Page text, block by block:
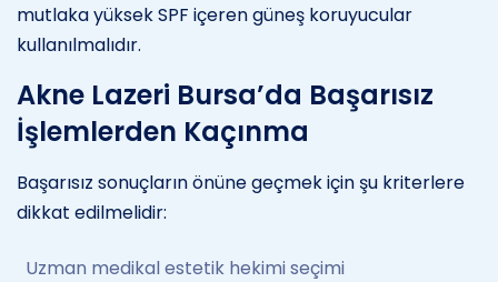
mutlaka yüksek SPF içeren güneş koruyucular
kullanılmalıdır.
Akne Lazeri Bursa’da Başarısız
İşlemlerden Kaçınma
Başarısız sonuçların önüne geçmek için şu kriterlere
dikkat edilmelidir:
Uzman medikal estetik hekimi seçimi